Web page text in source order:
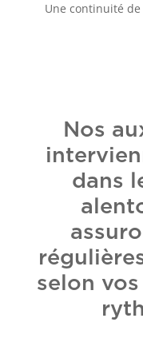
Une continuité de
Nos
dans
selon